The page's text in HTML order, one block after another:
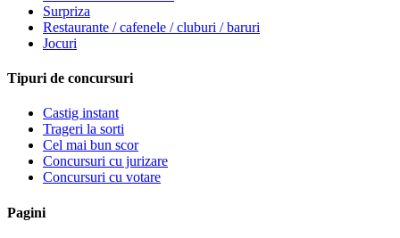
Surpriza
Restaurante / cafenele / cluburi / baruri
Jocuri
Tipuri de concursuri
Castig instant
Trageri la sorti
Cel mai bun scor
Concursuri cu jurizare
Concursuri cu votare
Pagini